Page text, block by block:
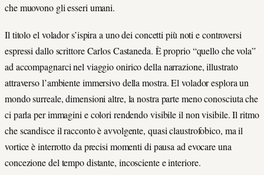
che muovono gli esseri umani.
Il titolo el volador s’ispira a uno dei concetti più noti e controversi
espressi dallo scrittore Carlos Castaneda. È proprio “quello che vola”
ad accompagnarci nel viaggio onirico della narrazione, illustrato
attraverso l’ambiente immersivo della mostra. El volador esplora un
mondo surreale, dimensioni altre, la nostra parte meno conosciuta che
ci parla per immagini e colori rendendo visibile il non visibile. Il ritmo
che scandisce il racconto è avvolgente, quasi claustrofobico, ma il
vortice è interrotto da precisi momenti di pausa ad evocare una
concezione del tempo distante, incosciente e interiore.